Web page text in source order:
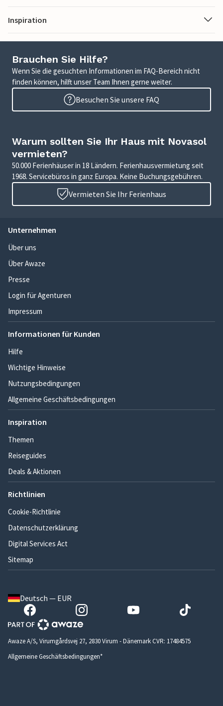
Inspiration
Brauchen Sie Hilfe?
Wenn Sie die gesuchten Informationen im FAQ-Bereich nicht
finden können, hilft unser Team Ihnen gerne weiter.
Besuchen Sie unsere FAQ
Warum sollten Sie Ihr Haus mit Novasol
vermieten?
50.000 Ferienhäuser in 18 Ländern. Ferienhausvermietung seit
1968. Servicebüros in ganz Europa. Keine Buchungsgebühren.
Vermieten Sie Ihr Ferienhaus
Unternehmen
Über uns
Über Awaze
Presse
Login für Agenturen
Impressum
Informationen für Kunden
Hilfe
Wichtige Hinweise
Nutzungsbedingungen
Allgemeine Geschäftsbedingungen
Inspiration
Themen
Reiseguides
Deals & Aktionen
Richtlinien
Cookie-Richtlinie
Datenschutzerklärung
Digital Services Act
Sitemap
Deutsch — EUR
Awaze A/S, Virumgårdsvej 27, 2830 Virum - Dänemark CVR: 17484575
Allgemeine Geschäftsbedingungen*